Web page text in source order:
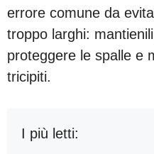
errore comune da
troppo larghi:
proteggere le spalle e
tricipiti.
I più letti: